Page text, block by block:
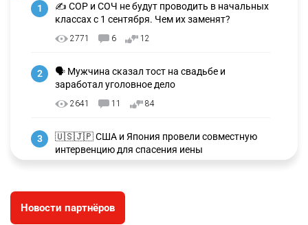
✍️ СОР и СОЧ не будут проводить в начальных
классах с 1 сентября. Чем их заменят?